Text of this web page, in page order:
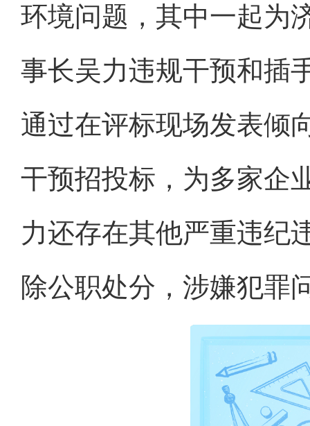
环境问题，其中一起为
事长吴力违规干预和插
通过在评标现场发表倾
干预招投标，为多家企
力还存在其他严重违纪
除公职处分，涉嫌犯罪